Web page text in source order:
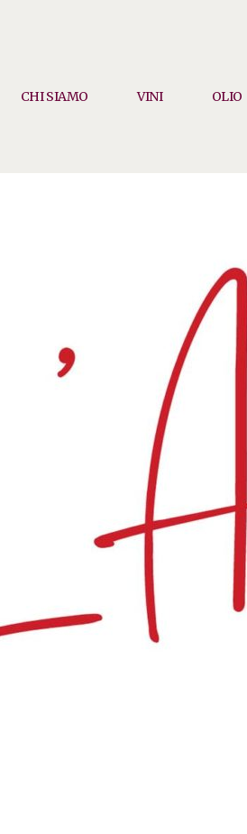
CHI SIAMO VINI OLIO